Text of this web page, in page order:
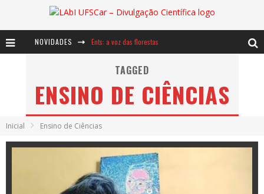
NOVIDADES Ents: a voz das florestas
Notáveis: Bertha Lutz
Baú de Histórias - A jamais imaginada aventura com os moinhos de vento
TAGGED
ENSINO DE CIÊNCIAS
Inicial Ensino de Ciências